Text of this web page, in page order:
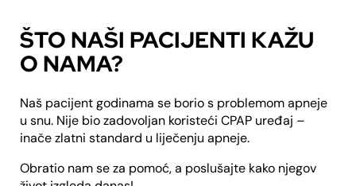
ŠTO NAŠI PACIJENTI KAŽU
O NAMA?
Naš pacijent godinama se borio s problemom apneje
u snu. Nije bio zadovoljan koristeći CPAP uređaj –
inače zlatni standard u liječenju apneje.
Obratio nam se za pomoć, a poslušajte kako njegov